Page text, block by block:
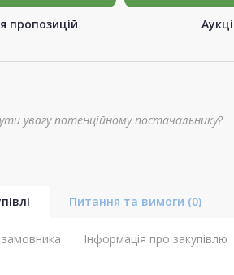
пропозицій
увагу потенційному постачальнику?
Питання та вимоги (0)
Інформація про закупівлю